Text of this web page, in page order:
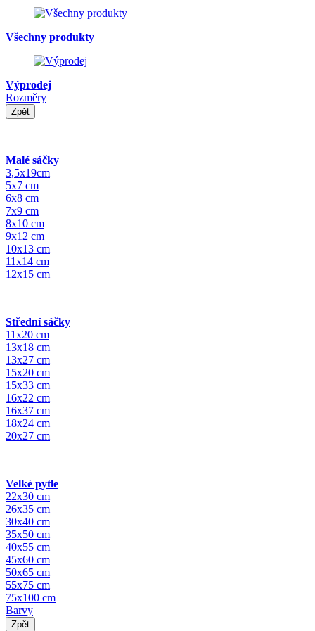
Všechny produkty
Výprodej
Rozměry
Zpět
Malé sáčky
3,5x19cm
5x7 cm
6x8 cm
7x9 cm
8x10 cm
9x12 cm
10x13 cm
11x14 cm
12x15 cm
Střední sáčky
11x20 cm
13x18 cm
13x27 cm
15x20 cm
15x33 cm
16x22 cm
16x37 cm
18x24 cm
20x27 cm
Velké pytle
22x30 cm
26x35 cm
30x40 cm
35x50 cm
40x55 cm
45x60 cm
50x65 cm
55x75 cm
75x100 cm
Barvy
Zpět